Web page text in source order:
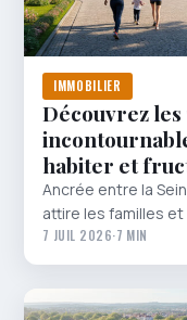
IMMOBILIER
Découvrez
habiter et
Ancrée entre la
attire les familles et
7 JUIL 2026·7 MIN